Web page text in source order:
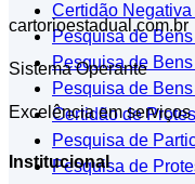
Certidão
Pesquisa de Bens
Pesquisa de
Pesquisa de
Certidão de
Pesquisa de
Pesquisa de
cartorioestadual.com.br
Sistema Operante
Excelência em
Institucional